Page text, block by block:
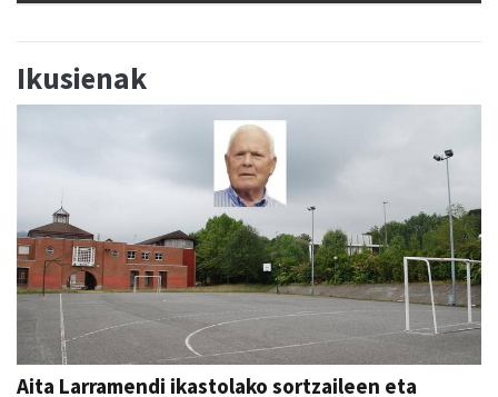
Ikusienak
Aita Larramendi ikastolako sortzaileen eta